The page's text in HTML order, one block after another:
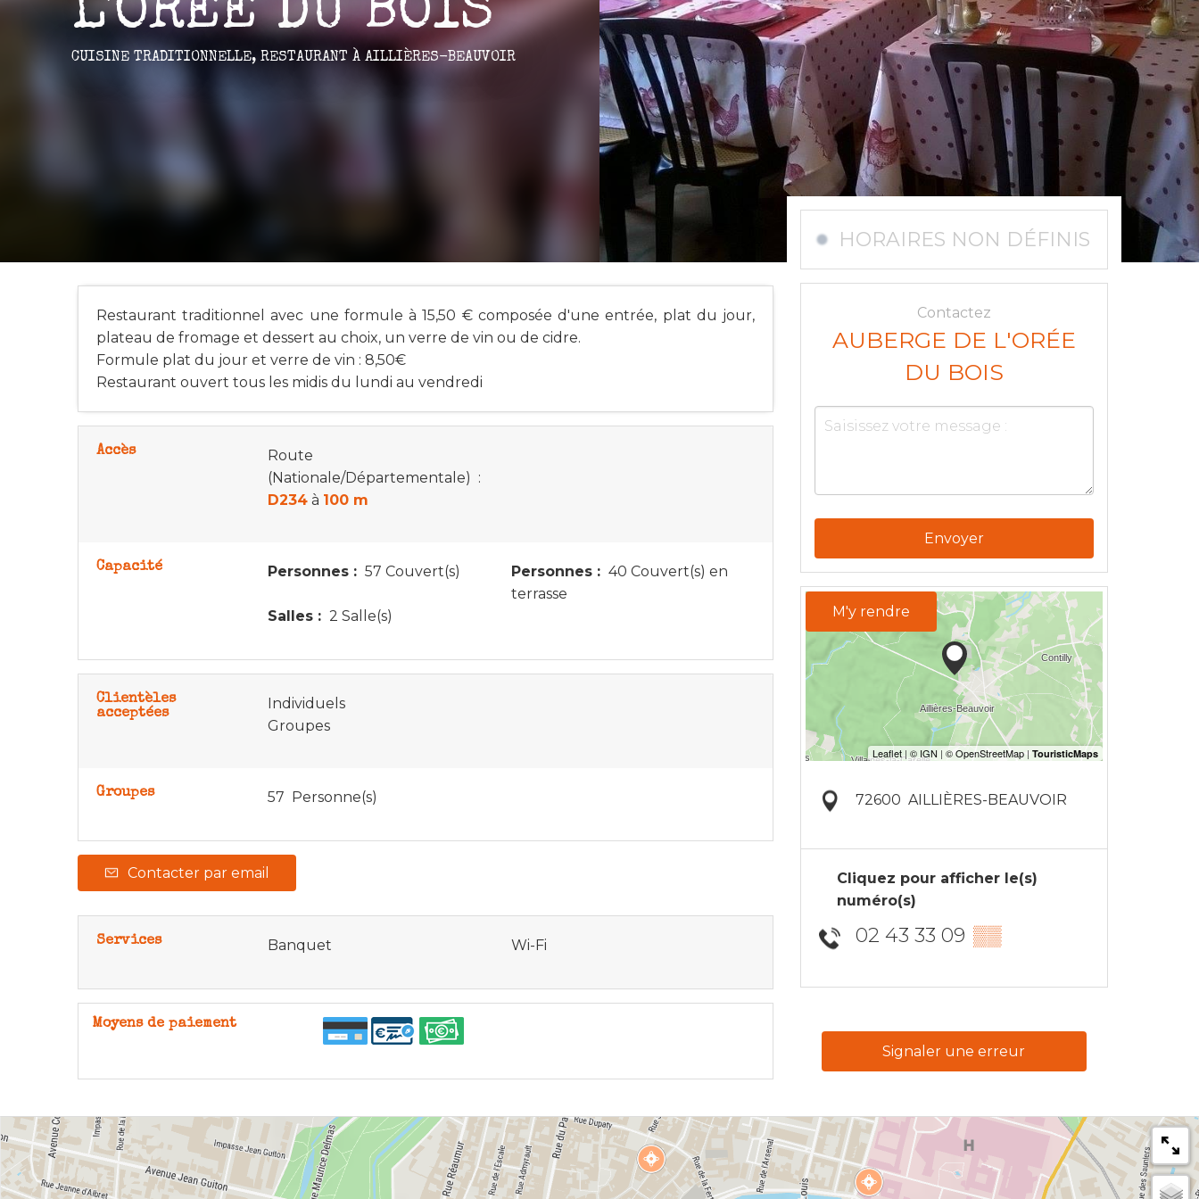
L'ORÉE DU BOIS
CUISINE TRADITIONNELLE, RESTAURANT À AILLIÈRES-BEAUVOIR
Restaurant traditionnel avec une formule à 15,50 € composée d'une entrée, plat du jour,
plateau de fromage et dessert au choix, un verre de vin ou de cidre.
Formule plat du jour et verre de vin : 8,50€
Restaurant ouvert tous les midis du lundi au vendredi
Accès
Route
(Nationale/Départementale) :
D234 à 100 m
Capacité Personnes : 57 Couvert(s) Personnes : 40 Couvert(s) en
terrasse
Salles : 2 Salle(s)
Clientèles
acceptées
Individuels
Groupes
Groupes 57 Personne(s)
Contacter par email
Services Banquet Wi-Fi
Moyens de paiement
HORAIRES NON DÉFINIS
Contactez
AUBERGE DE L'ORÉE
DU BOIS
Envoyer
M'y rendre
72600 AILLIÈRES-BEAUVOIR
Cliquez pour afficher le(s)
numéro(s)
02 43 33 09 ▒▒
Signaler une erreur